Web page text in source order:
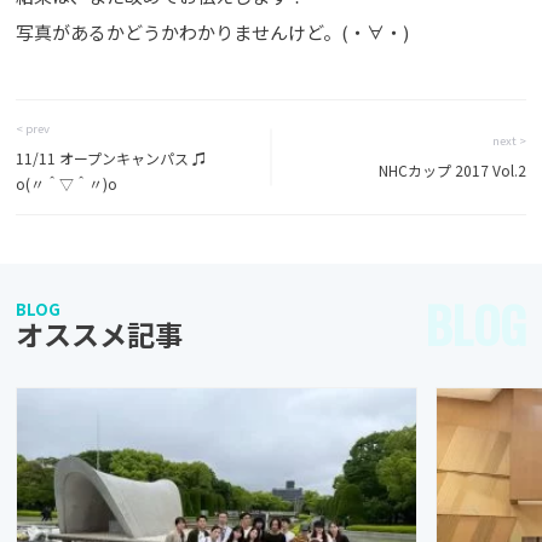
写真があるかどうかわかりませんけど。(・∀・)
< prev
11/11 オープンキャンパス ♫
o(〃＾▽＾〃)o
next >
NHCカップ 2017 Vol.2
BLOG
オススメ記事